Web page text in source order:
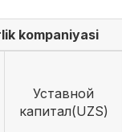
kompaniyasi
Уставной
капитал(UZS)